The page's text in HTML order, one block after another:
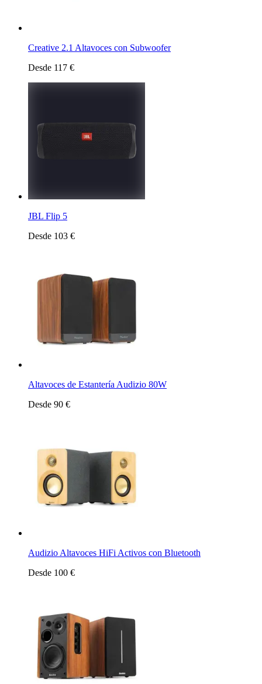
Creative 2.1 Altavoces con Subwoofer
Desde 117 €
JBL Flip 5
Desde 103 €
Altavoces de Estantería Audizio 80W
Desde 90 €
Audizio Altavoces HiFi Activos con Bluetooth
Desde 100 €